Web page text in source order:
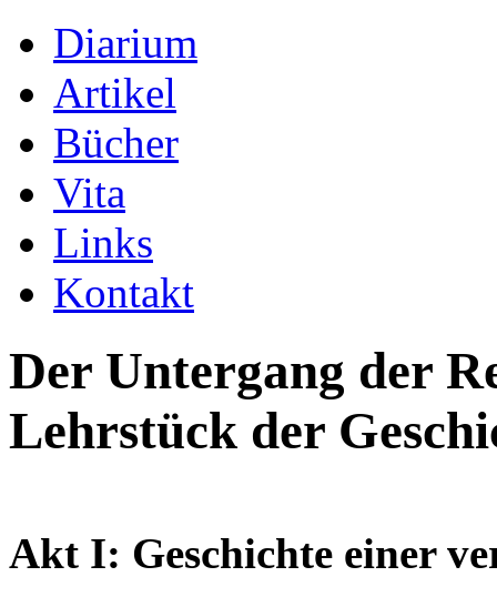
Diarium
Artikel
Bücher
Vita
Links
Kontakt
Der Untergang der
Lehrstück der
Akt I: Geschichte einer